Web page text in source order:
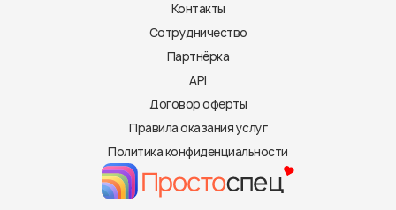
Контакты
Сотрудничество
Партнёрка
API
Договор оферты
Правила оказания услуг
Политика конфиденциальности